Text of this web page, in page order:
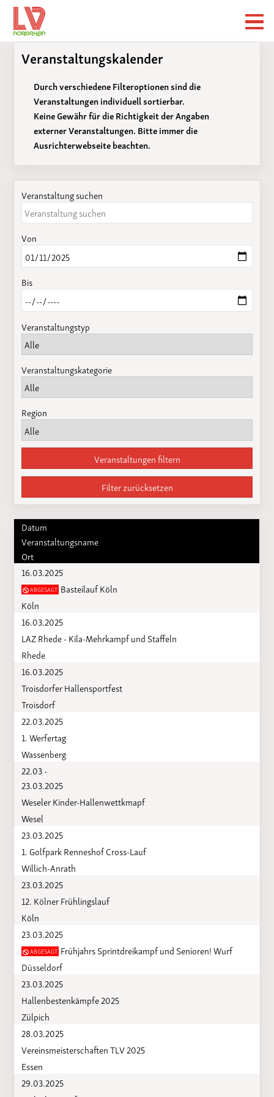
Veranstaltungskalender
Durch verschiedene Filteroptionen sind die
Veranstaltungen individuell sortierbar.
Keine Gewähr für die Richtigkeit der Angaben
externer Veranstaltungen. Bitte immer die
Ausrichterwebseite beachten.
Veranstaltung suchen
Von
Bis
Veranstaltungstyp
Veranstaltungskategorie
Region
Veranstaltungen filtern
Filter zurücksetzen
Datum
Veranstaltungsname
Ort
16.03.2025
ABGESAGTBasteilauf Köln
Köln
16.03.2025
LAZ Rhede - Kila-Mehrkampf und Staffeln
Rhede
16.03.2025
Troisdorfer Hallensportfest
Troisdorf
22.03.2025
1. Werfertag
Wassenberg
22.03 -
23.03.2025
Weseler Kinder-Hallenwettkmapf
Wesel
23.03.2025
1. Golfpark Renneshof Cross-Lauf
Willich-Anrath
23.03.2025
12. Kölner Frühlingslauf
Köln
23.03.2025
ABGESAGTFrühjahrs Sprintdreikampf und Senioren! Wurf
Düsseldorf
23.03.2025
Hallenbestenkämpfe 2025
Zülpich
28.03.2025
Vereinsmeisterschaften TLV 2025
Essen
29.03.2025